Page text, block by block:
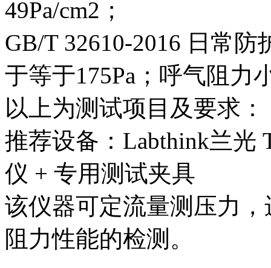
49Pa/cm2；
GB/T 32610-2016 日常
于等于175Pa；呼气阻力
以上为测试项目及要求：
推荐设备：Labthink兰光
仪 + 专用测试夹具
该仪器可定流量测压力
阻力性能的检测。